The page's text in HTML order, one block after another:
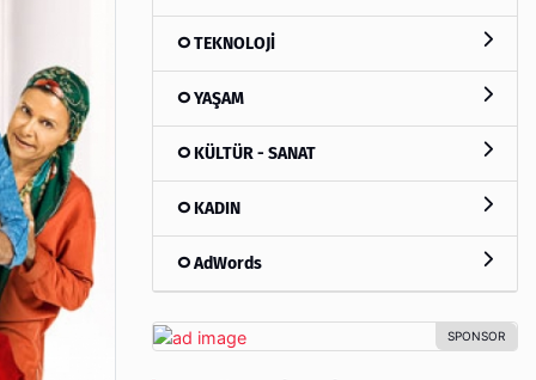
TEKNOLOJİ
YAŞAM
KÜLTÜR - SANAT
KADIN
AdWords